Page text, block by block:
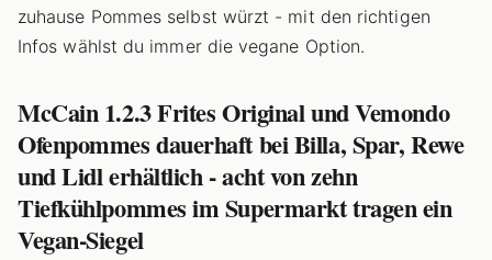
zuhause Pommes selbst würzt - mit den richtigen
Infos wählst du immer die vegane Option.
McCain 1.2.3 Frites Original und Vemondo
Ofenpommes dauerhaft bei Billa, Spar, Rewe
und Lidl erhältlich - acht von zehn
Tiefkühlpommes im Supermarkt tragen ein
Vegan-Siegel